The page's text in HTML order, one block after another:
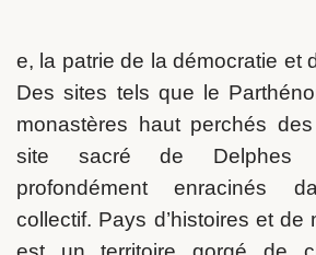
e, la patrie de la démocratie et
Des sites tels que le
monastères haut perchés
site sacré de Delphes
profondément enracinés
collectif. Pays d’histoires et de